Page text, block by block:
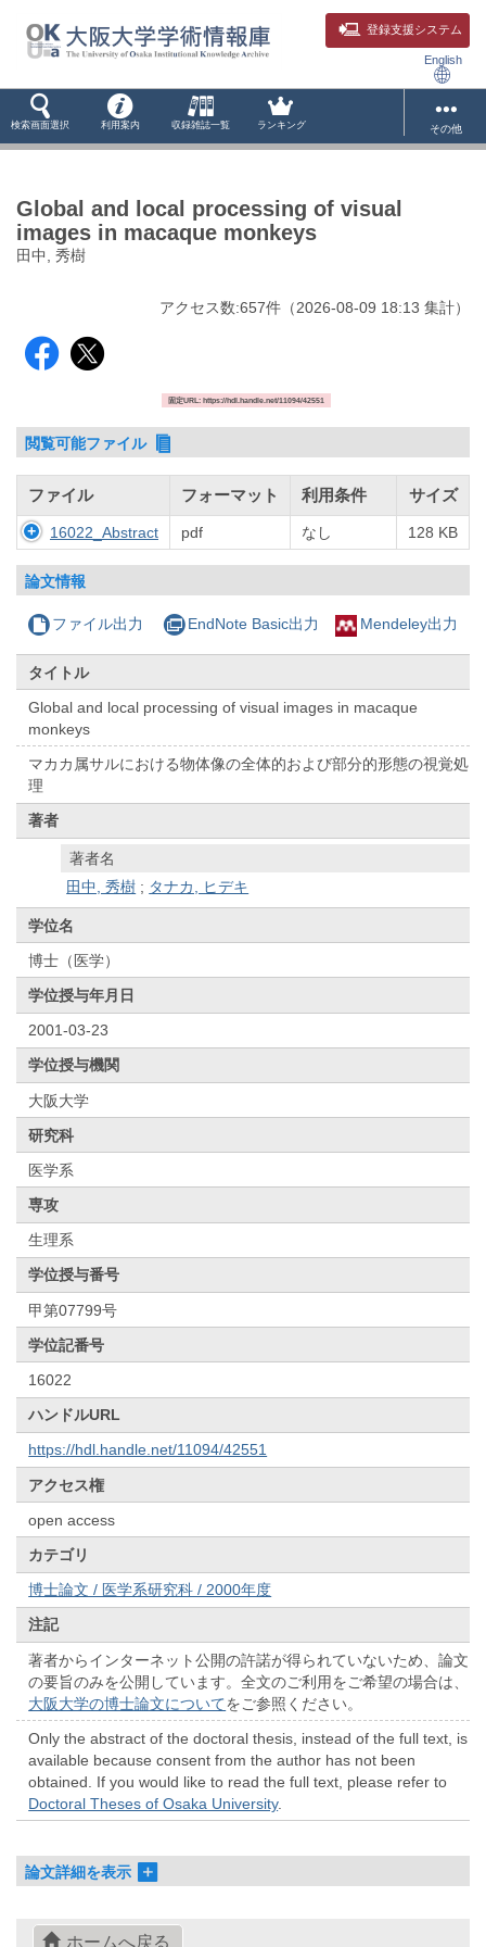
登録支援システム
English
検索画面選択 利用案内 収録雑誌一覧 ランキング その他
Global and local processing of visual
images in macaque monkeys
田中, 秀樹
アクセス数:657件 （2026-08-09 18:13 集計）
固定URL: https://hdl.handle.net/11094/42551
閲覧可能ファイル
ファイル フォーマット 利用条件 サイズ
16022_Abstract pdf なし 128 KB
論文情報
ファイル出力 EndNote Basic出力 Mendeley出力
タイトル
Global and local processing of visual images in macaque
monkeys
マカカ属サルにおける物体像の全体的および部分的形態の視覚処
理
著者
著者名
田中, 秀樹 ; タナカ, ヒデキ
学位名
博士（医学）
学位授与年月日
2001-03-23
学位授与機関
大阪大学
研究科
医学系
専攻
生理系
学位授与番号
甲第07799号
学位記番号
16022
ハンドルURL
https://hdl.handle.net/11094/42551
アクセス権
open access
カテゴリ
博士論文 / 医学系研究科 / 2000年度
注記
著者からインターネット公開の許諾が得られていないため、論文
の要旨のみを公開しています。全文のご利用をご希望の場合は、
大阪大学の博士論文についてをご参照ください。
Only the abstract of the doctoral thesis, instead of the full text, is
available because consent from the author has not been
obtained. If you would like to read the full text, please refer to
Doctoral Theses of Osaka University.
論文詳細を表示
ホームへ戻る